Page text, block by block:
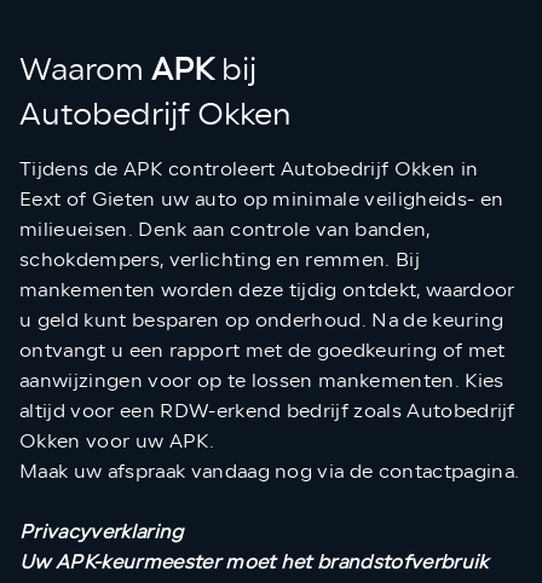
WaaromAPKbij
Autobedrijf Okken
Tijdens de APK controleert Autobedrijf Okken in
Eext of Gieten uw auto op minimale veiligheids- en
milieueisen. Denk aan controle van banden,
schokdempers, verlichting en remmen. Bij
mankementen worden deze tijdig ontdekt, waardoor
u geld kunt besparen op onderhoud. Na de keuring
ontvangt u een rapport met de goedkeuring of met
aanwijzingen voor op te lossen mankementen. Kies
altijd voor een RDW-erkend bedrijf zoals Autobedrijf
Okken voor uw APK.
Maak uw afspraak vandaag nog via de contactpagina.
Privacyverklaring
Uw APK-keurmeester moet het brandstofverbruik